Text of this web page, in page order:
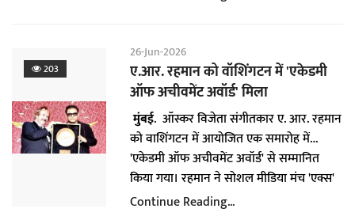
के अनुसार, फिल्म ने पहले दिन दुनियाभर के
बॉक्स ऑफिस पर 27.60 करोड़ रुपये कमाए और
अगले दिन 31.8 करोड़ रुपये की कमाई की।
दुनियाभर के बॉक्स ऑफिस पर फिल्म की कुल
कमाई 59.40 करोड़ हो गयी है। "वेलकम टू द
जंगल", "वेलकम" (2007) और "वेलकम बैक"
(2015) के बाद "वेलकम" फ्रैंचाइजी की तीसरी
फिल्म है। इस फिल्म से अक्षय की फ्रैंचाइजी में
वापसी हो रही है, वह "वेलकम बैक" में नहीं थे।
203
26-Jun-2026
ए.आर. रहमान को वॉशिंगटन में 'एकेडमी
ऑफ अचीवमेंट अवॉर्ड' मिला
मुंबई. ऑस्कर विजेता संगीतकार ए. आर. रहमान
को वाशिंगटन में आयोजित एक समारोह में
'एकेडमी ऑफ अचीवमेंट अवॉर्ड' से सम्मानित
किया गया। रहमान ने सोशल मीडिया मंच 'एक्स'
पर एक पोस्ट के जरिए यह जानकारी साझा की
Continue Reading...